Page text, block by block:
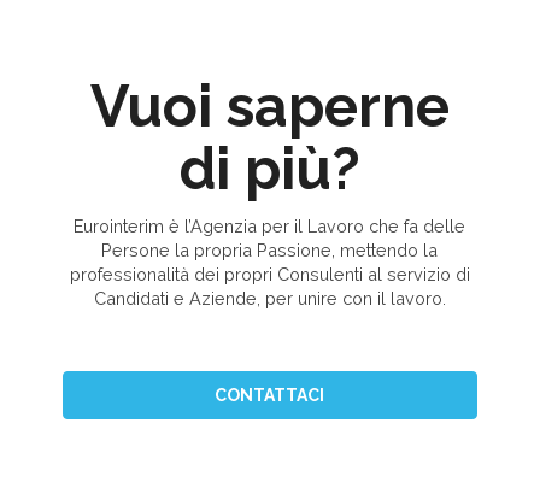
Vuoi saperne
di più?
Eurointerim è l’Agenzia per il Lavoro che fa delle
Persone la propria Passione, mettendo la
professionalità dei propri Consulenti al servizio di
Candidati e Aziende, per unire con il lavoro.
CONTATTACI